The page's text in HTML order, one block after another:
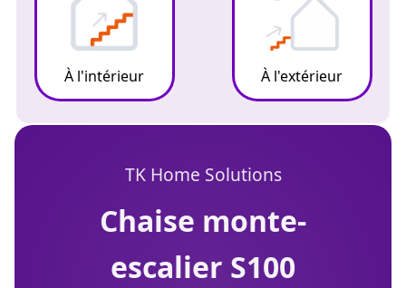
À l'intérieur À l'extérieur
TK Home Solutions
chaise monte-
escalier S100